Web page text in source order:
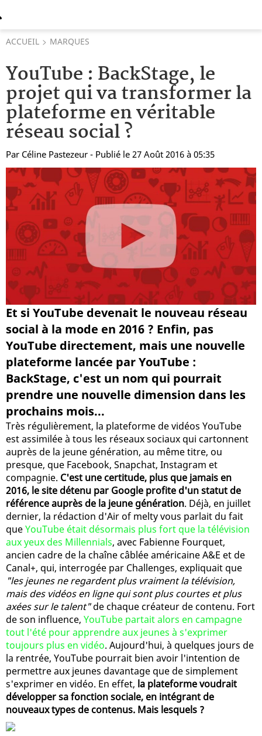
ACCUEIL MARQUES
YouTube : BackStage, le
projet qui va transformer la
plateforme en véritable
réseau social ?
Par Céline Pastezeur - Publié le 27 Août 2016 à 05:35
Et si YouTube devenait le nouveau réseau
social à la mode en 2016 ? Enfin, pas
YouTube directement, mais une nouvelle
plateforme lancée par YouTube :
BackStage, c'est un nom qui pourrait
prendre une nouvelle dimension dans les
prochains mois...
Très régulièrement, la plateforme de vidéos YouTube
est assimilée à tous les réseaux sociaux qui cartonnent
auprès de la jeune génération, au même titre, ou
presque, que Facebook, Snapchat, Instagram et
compagnie. C'est une certitude, plus que jamais en
2016, le site détenu par Google profite d'un statut de
référence auprès de la jeune génération. Déjà, en juillet
dernier, la rédaction d'Air of melty vous parlait du fait
queYouTube était désormais plus fort que la télévision
aux yeux des Millennials, avec Fabienne Fourquet,
ancien cadre de la chaîne câblée américaine A&E et de
Canal+, qui, interrogée par Challenges, expliquait que
"les jeunes ne regardent plus vraiment la télévision,
mais des vidéos en ligne qui sont plus courtes et plus
axées sur le talent"de chaque créateur de contenu. Fort
de son influence, YouTube partait alors en campagne
tout l'été pour apprendre aux jeunes à s'exprimer
toujours plus en vidéo. Aujourd'hui, à quelques jours de
la rentrée, YouTube pourrait bien avoir l'intention de
permettre aux jeunes davantage que de simplement
s'exprimer en vidéo. En effet, la plateforme voudrait
développer sa fonction sociale, en intégrant de
nouveaux types de contenus. Mais lesquels ?